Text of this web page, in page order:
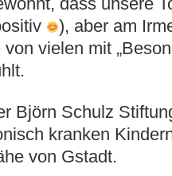
), aber am
vielen mit
Björn Schulz
kranken
von Gstadt.